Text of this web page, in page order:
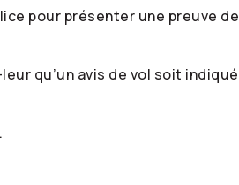
pour présenter une preuve de
qu’un avis de vol soit indiqué